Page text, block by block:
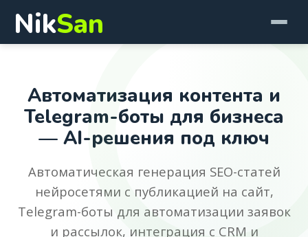
NikSan
Автоматизация контента и
Telegram-боты для бизнеса
— AI-решения под ключ
Автоматическая генерация SEO-статей
нейросетями с публикацией на сайт,
Telegram-боты для автоматизации заявок
и рассылок, интеграция с CRM и